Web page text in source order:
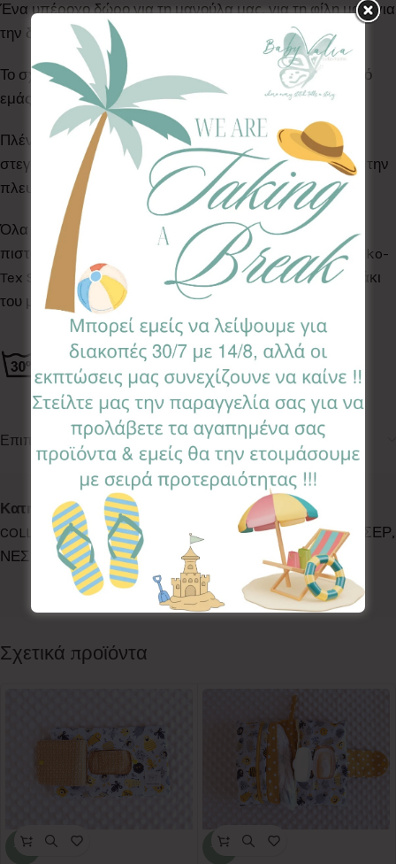
Ένα υπέροχο δώρο για τη μανούλα μας, για τη φίλη μας, για
την δασκάλα μας!!
Το σχέδιο στο εσωτερικό συνδυάζεται & επιλέγεται από
εμάς βάση διαθεσιμότητας.
Πλένονται στο πλυντήριο στους 30°C. Δεν μπαίνει στο
στεγνωτήριο. Σιδερώνεται με ελαφρύ σίδερο μόνο από την
πλευρά του υφάσματος & όχι του αδιάβροχου.
Όλα τα Υφάσματα της συλλογής μας είναι ελεγμένα &
πιστοποιημένα για βλαβερές ουσίες σύμφωνα με το Oeko-
Tex Standard 100, κατάλληλα για το ευαίσθητο δερματάκι
του μωρού σας.
Επιπλέον πληροφορίες
Κωδικός προϊόντος:NSS-CD
Κατηγορίες:
ACCESSORIES BATH TIME
BEACH
COLLECTION, LETS WALK ΝΕΣΕΣΕΡ, ΝΕΣΕΣΕΡ, ΝΕΣΕΣΕΡ,
ΝΕΣΕΣΕΡ
Ετικέτα: Caramel Drops
Follow:
Σχετικά προϊόντα
-20% -30%